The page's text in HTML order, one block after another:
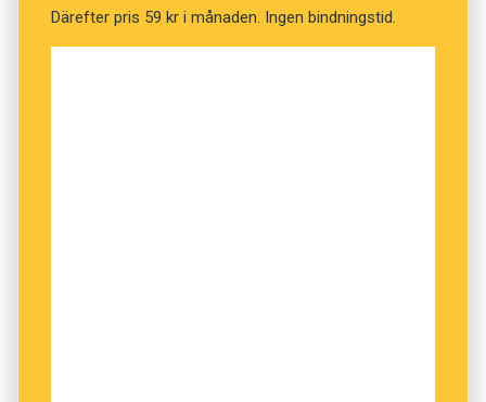
Därefter pris 59 kr i månaden. Ingen bindningstid.